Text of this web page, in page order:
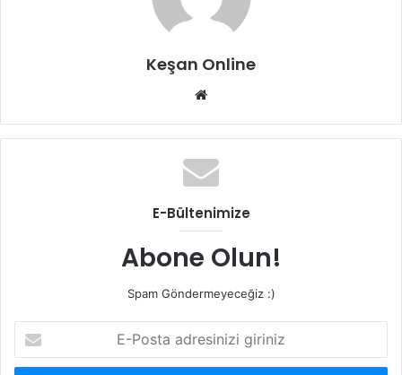
Keşan Online
Web
E-Bültenimize
Abone Olun!
Spam Göndermeyeceğiz :)
Posta
adresinizi